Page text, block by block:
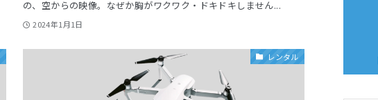
の、空からの映像。なぜか胸がワクワク・ドキドキしません...
2024年1月1日
レンタル